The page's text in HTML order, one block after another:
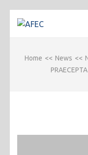
invio)
Home << News <<